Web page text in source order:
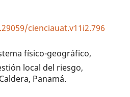
cienciauat.v11i2.796
físico-geográfico,
local del riesgo,
Panamá.